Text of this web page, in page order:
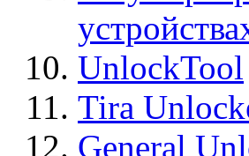
UnlockTool
Tira
General